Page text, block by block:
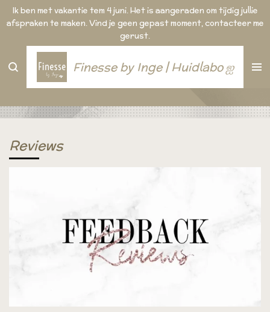
Ga
direct
hoofdinhoud
Finesse by Inge | Huidlabo ஐ
Ik ben met vakantie tem 4 juni. Het is aangeraden om tijdig jullie
afspraken te maken. Vind je geen gepast moment, contacteer me
gerust.
Reviews